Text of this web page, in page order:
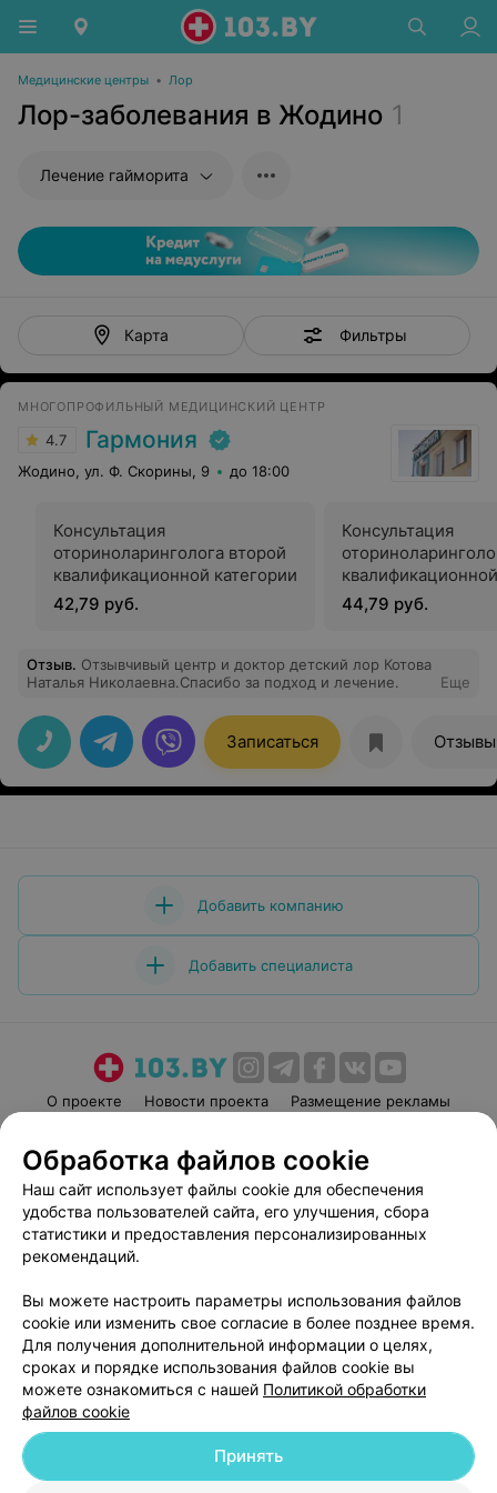
Медицинские центры • Лор
Лор-заболевания в Жодино 1
Лечение гайморита
Карта Фильтры
МНОГОПРОФИЛЬНЫЙ МЕДИЦИНСКИЙ ЦЕНТР
4.7 Гармония
Жодино, ул. Ф. Скорины, 9 до 18:00
Консультация
оториноларинголога второй
квалификационной категории
42,79 руб.
Консультация
44,79 руб.
Отзыв. Отзывчивый центр и доктор детский лор Котова
Наталья Николаевна.Спасибо за подход и лечение.
Еще
Записаться Отзывы
Добавить компанию
Добавить специалиста
О проекте Новости проекта
Размещение рекламы
Пользовательское соглашение
Способы оплаты
Вакансии
Партнеры
Написать руководителю 103.by
Обработка персональных данных
© 2026 ООО «Артокс Лаб», УНП 191700409
| 220012, Республика Беларусь,
Обработка файлов cookie
Наш сайт использует файлы cookie для обеспечения
удобства пользователей сайта, его улучшения, сбора
статистики и предоставления персонализированных
рекомендаций.
Вы можете настроить параметры использования файлов
cookie или изменить свое согласие в более позднее время.
Для получения дополнительной информации о целях,
сроках и порядке использования файлов cookie вы
можете ознакомиться с нашей Политикой обработки
файлов cookie
Принять